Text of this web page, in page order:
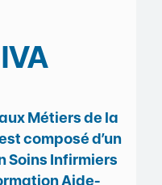
Métiers de la
composé d’un
Soins Infirmiers
Aide-